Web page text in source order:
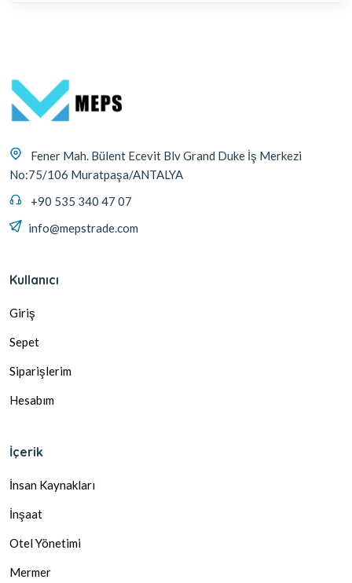
Fener Mah. Bülent Ecevit Blv Grand Duke İş Merkezi
No:75/106 Muratpaşa/ANTALYA
+90 535 340 47 07
info@mepstrade.com
Kullanıcı
Giriş
Sepet
Siparişlerim
Hesabım
İçerik
İnsan Kaynakları
İnşaat
Otel Yönetimi
Mermer